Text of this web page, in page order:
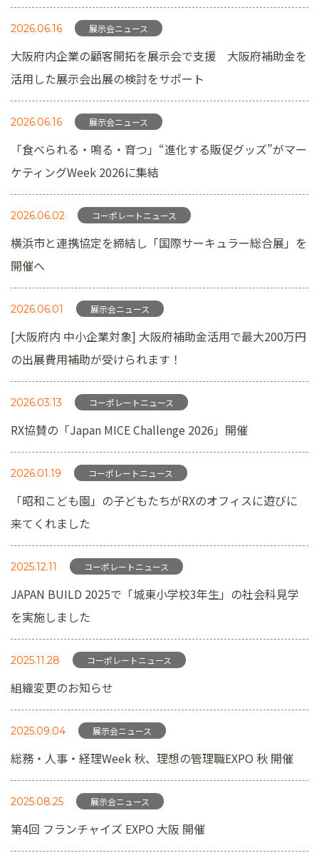
2026.06.16 展示会ニュース
大阪府内企業の顧客開拓を展示会で支援​ 大阪府補助金を
活用した展示会出展の検討をサポート​
2026.06.16 展示会ニュース
「食べられる・鳴る・育つ」“進化する販促グッズ”がマー
ケティングWeek 2026に集結
2026.06.02 コーポレートニュース
横浜市と連携協定を締結し「国際サーキュラー総合展」を
開催へ
2026.06.01 展示会ニュース
[大阪府内 中小企業対象] 大阪府補助金活用で最大200万円
の出展費用補助が受けられます！
2026.03.13 コーポレートニュース
RX協賛の「Japan MICE Challenge 2026」開催
2026.01.19 コーポレートニュース
「昭和こども園」の子どもたちがRXのオフィスに遊びに
来てくれました
2025.12.11 コーポレートニュース
JAPAN BUILD 2025で「城東小学校3年生」の社会科見学
を実施しました
2025.11.28 コーポレートニュース
組織変更のお知らせ
2025.09.04 展示会ニュース
総務・人事・経理Week 秋、理想の管理職EXPO 秋 開催
2025.08.25 展示会ニュース
第4回 フランチャイズ EXPO 大阪 開催